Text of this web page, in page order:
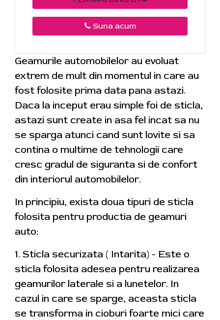
Suna acum
Geamurile automobilelor au evoluat
extrem de mult din momentul in care au
fost folosite prima data pana astazi.
Daca la inceput erau simple foi de sticla,
astazi sunt create in asa fel incat sa nu
se sparga atunci cand sunt lovite si sa
contina o multime de tehnologii care
cresc gradul de siguranta si de confort
din interiorul automobilelor.
In principiu, exista doua tipuri de sticla
folosita pentru productia de geamuri
auto:
1. Sticla securizata ( Intarita) - Este o
sticla folosita adesea pentru realizarea
geamurilor laterale si a lunetelor. In
cazul in care se sparge, aceasta sticla
se transforma in cioburi foarte mici care